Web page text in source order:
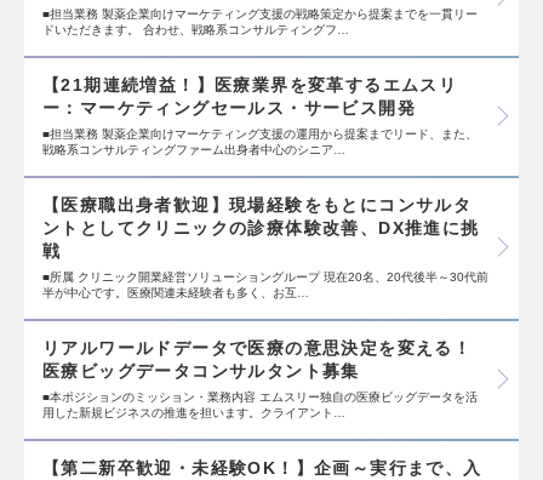
■担当業務 製薬企業向けマーケティング支援の戦略策定から提案までを一貫リー
ドいただきます。 合わせ、戦略系コンサルティングフ…
【21期連続増益！】医療業界を変革するエムスリ
ー：マーケティングセールス・サービス開発
■担当業務 製薬企業向けマーケティング支援の運用から提案までリード、また、
戦略系コンサルティングファーム出身者中心のシニア…
【医療職出身者歓迎】現場経験をもとにコンサルタ
ントとしてクリニックの診療体験改善、DX推進に挑
戦
■所属 クリニック開業経営ソリューショングループ 現在20名、20代後半～30代前
半が中心です。医療関連未経験者も多く、お互…
リアルワールドデータで医療の意思決定を変える！
医療ビッグデータコンサルタント募集
■本ポジションのミッション・業務内容 エムスリー独自の医療ビッグデータを活
用した新規ビジネスの推進を担います。クライアント…
【第二新卒歓迎・未経験OK！】企画～実行まで、入